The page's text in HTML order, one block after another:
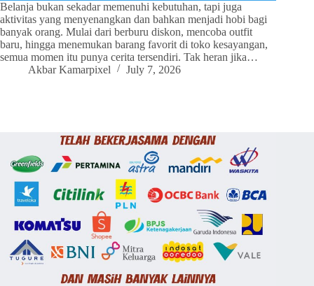
Belanja bukan sekadar memenuhi kebutuhan, tapi juga
aktivitas yang menyenangkan dan bahkan menjadi hobi bagi
banyak orang. Mulai dari berburu diskon, mencoba outfit
baru, hingga menemukan barang favorit di toko kesayangan,
semua momen itu punya cerita tersendiri. Tak heran jika…
Akbar Kamarpixel
July 7, 2026